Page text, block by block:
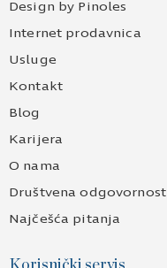
Design by Pinoles
Internet prodavnica
Usluge
Kontakt
Blog
Karijera
O nama
Društvena odgovornost
Najčešća pitanja